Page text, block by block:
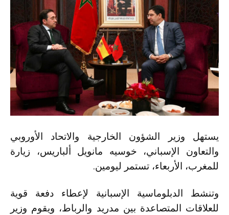
يستهل وزير الشؤون الخارجية والاتحاد الأوروبي
والتعاون الإسباني، خوسيه مانويل ألباريس، زيارة
للمغرب، الأربعاء، تستمر ليومين.
وتنشط الدبلوماسية الإسبانية لإعطاء دفعة قوية
للعلاقات المتصاعدة بين مدريد والرباط، ويقوم وزير